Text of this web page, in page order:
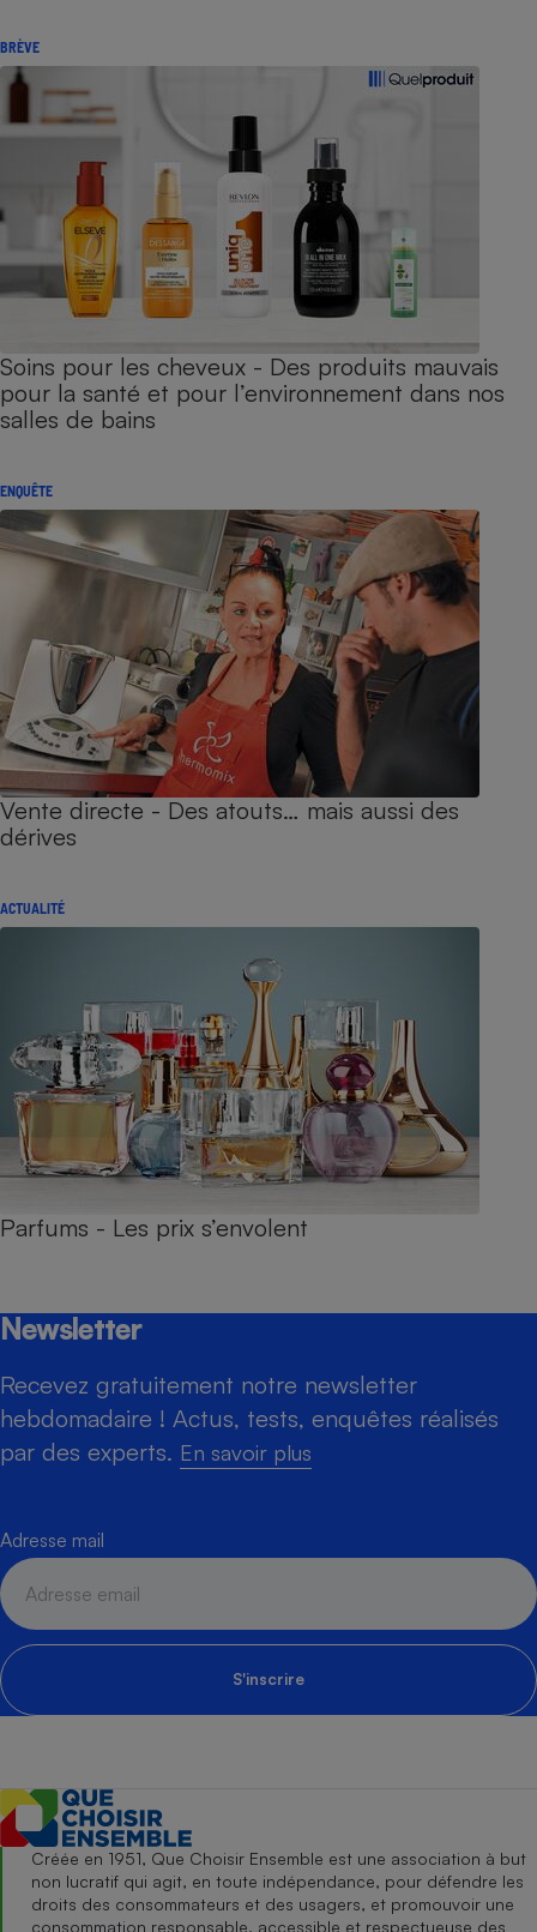
BRÈVE
Soins pour les cheveux - Des produits mauvais
pour la santé et pour l’environnement dans nos
salles de bains
ENQUÊTE
Vente directe - Des atouts… mais aussi des
dérives
ACTUALITÉ
Parfums - Les prix s’envolent
Newsletter
Recevez gratuitement notre newsletter
hebdomadaire ! Actus, tests, enquêtes réalisés
par des experts. En savoir plus
Adresse mail
S'inscrire
Créée en 1951, Que Choisir Ensemble est une association à but
non lucratif qui agit, en toute indépendance, pour défendre les
droits des consommateurs et des usagers, et promouvoir une
consommation responsable, accessible et respectueuse des